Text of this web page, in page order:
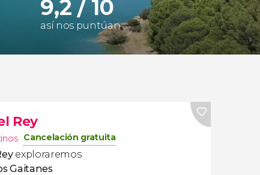
9,2 / 10
así nos puntúan
Rey
Cancelación gratuita
exploraremos
Gaitanes